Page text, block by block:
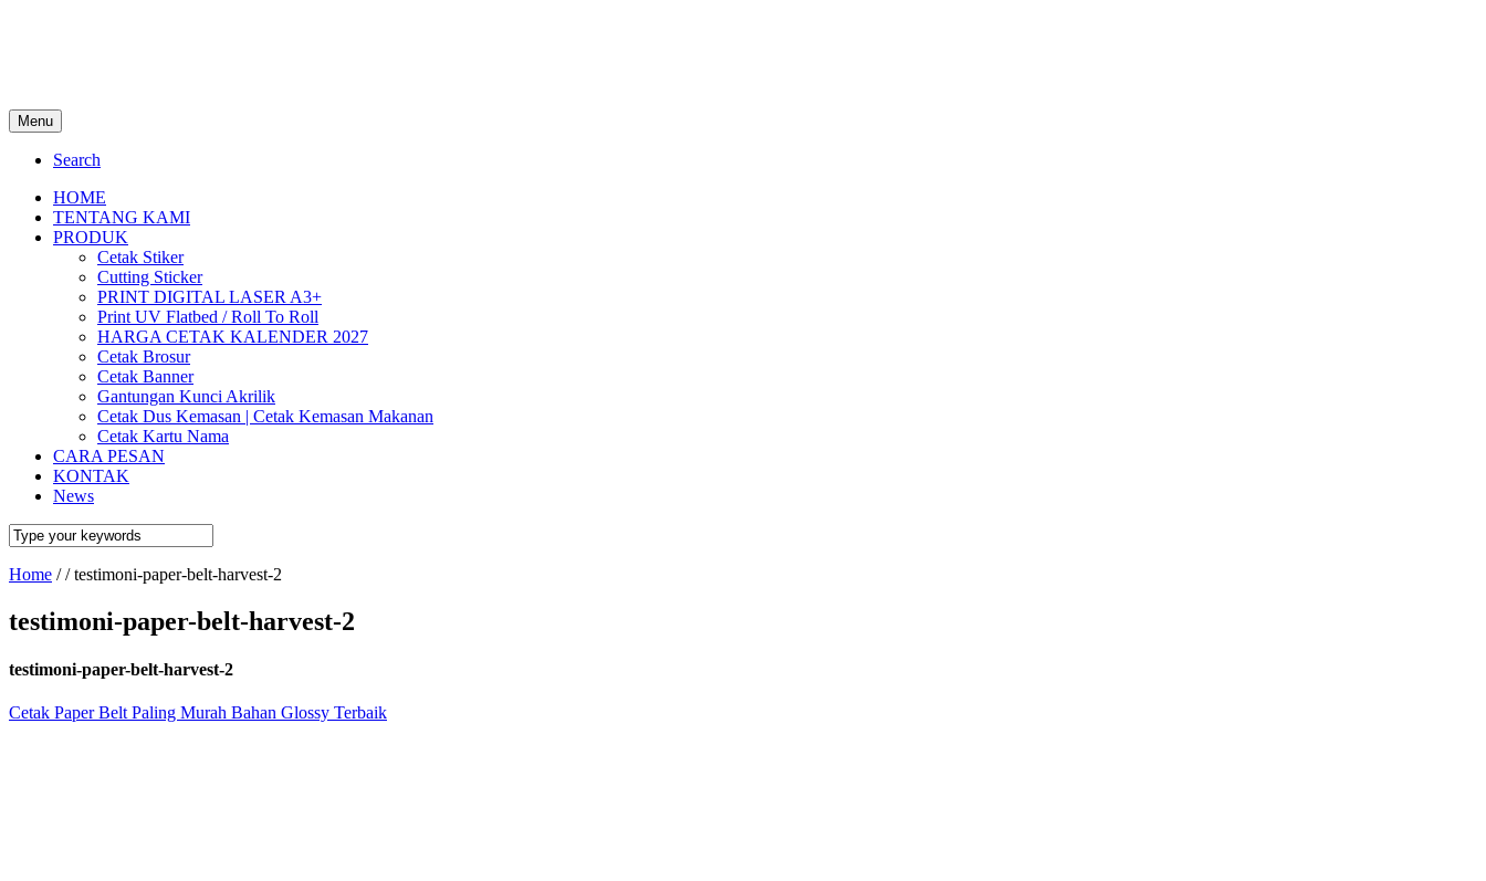
Menu
Search
HOME
TENTANG KAMI
PRODUK
Cetak Stiker
Cutting Sticker
PRINT DIGITAL LASER A3+
Print UV Flatbed / Roll To Roll
HARGA CETAK KALENDER 2027
Cetak Brosur
Cetak Banner
Gantungan Kunci Akrilik
Cetak Dus Kemasan | Cetak Kemasan Makanan
Cetak Kartu Nama
CARA PESAN
KONTAK
News
Home / / testimoni-paper-belt-harvest-2
testimoni-paper-belt-harvest-2
testimoni-paper-belt-harvest-2
Cetak Paper Belt Paling Murah Bahan Glossy Terbaik